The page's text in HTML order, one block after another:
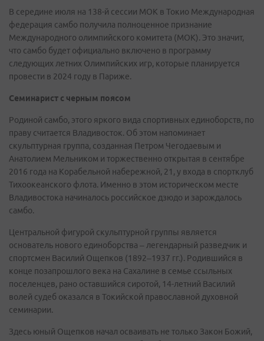
В середине июля на 138-й сессии МОК в Токио Международная
федерация самбо получила полноценное признание
Международного олимпийского комитета (МОК). Это значит,
что самбо будет официально включено в программу
следующих летних Олимпийских игр, которые планируется
провести в 2024 году в Париже.
Семинарист с черным поясом
Родиной самбо, этого яркого вида спортивных единоборств, по
праву считается Владивосток. Об этом напоминает
скульптурная группа, созданная Петром Чегодаевым и
Анатолием Мельником и торжественно открытая в сентябре
2016 года на Корабельной набережной, 21, у входа в спортклуб
Тихоокеанского флота. Именно в этом историческом месте
Владивостока начиналось российское дзюдо и зарождалось
самбо.
Центральной фигурой скульптурной группы является
основатель нового единоборства – легендарный разведчик и
спортсмен Василий Ощепков (1892–1937 гг.). Родившийся в
конце позапрошлого века на Сахалине в семье ссыльных
поселенцев, рано оставшийся сиротой, 14-летний Василий
волей судеб оказался в Токийской православной духовной
семинарии.
Здесь юный Ощепков начал осваивать не только Закон Божий,